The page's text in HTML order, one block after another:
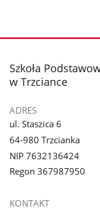
stopka
Szkoła
w Trzciance
ADRES
ul. Staszica 6
64-980 Trzcianka
NIP 7632136424
Regon 367987950
KONTAKT